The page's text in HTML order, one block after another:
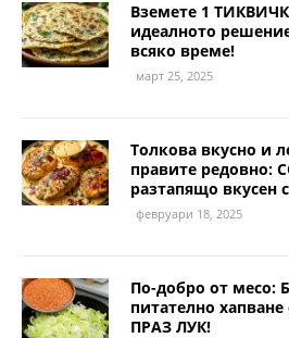
Вземете 1
идеалното
всяко време!
март 25, 2025
Толкова вкусно и
правите редовно:
разтапящо вкусен
февруари 18, 2025
По-добро от месо:
питателно
ПРАЗ ЛУК!